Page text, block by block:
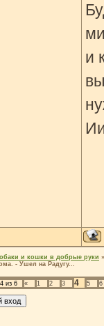
и
и кошки в добрые руки »
- Ушел на Радугу...
4 из 6 « 1 2 3 4 5 6